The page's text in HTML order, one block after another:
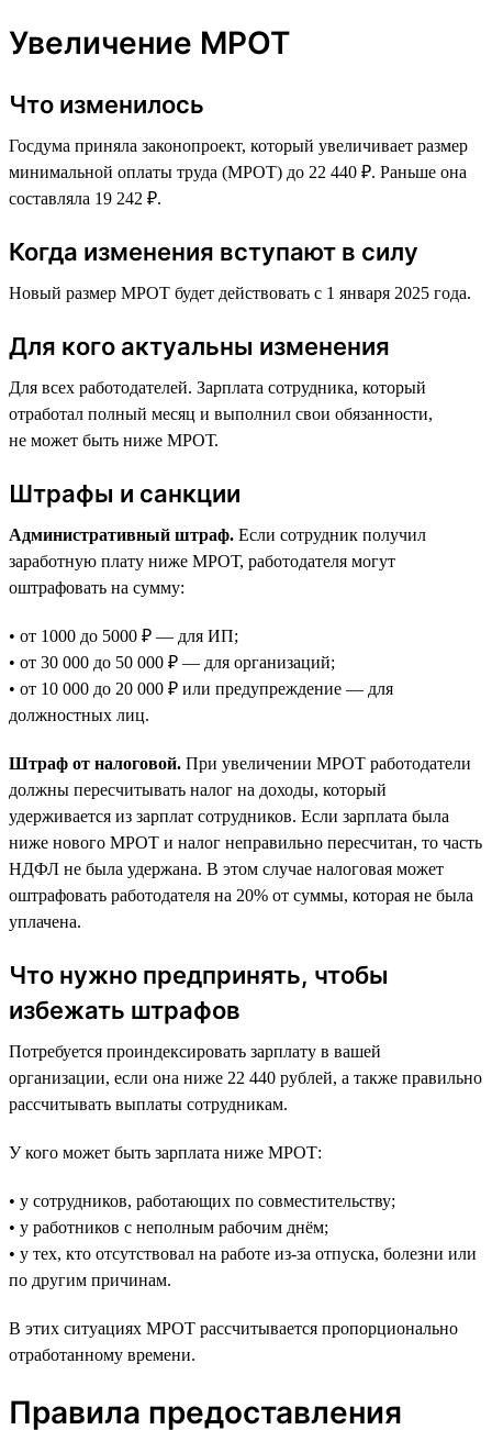
Увеличение МРОТ
Что изменилось
Госдума приняла законопроект, который увеличивает размер
минимальной оплаты труда (МРОТ) до 22 440 ₽. Раньше она
составляла 19 242 ₽.
Когда изменения вступают в силу
Новый размер МРОТ будет действовать с 1 января 2025 года.
Для кого актуальны изменения
Для всех работодателей. Зарплата сотрудника, который
отработал полный месяц и выполнил свои обязанности,
не может быть ниже МРОТ.
Штрафы и санкции
Административный штраф. Если сотрудник получил
заработную плату ниже МРОТ, работодателя могут
оштрафовать на сумму:
• от 1000 до 5000 ₽ — для ИП;
• от 30 000 до 50 000 ₽ — для организаций;
• от 10 000 до 20 000 ₽ или предупреждение — для
должностных лиц.
Штраф от налоговой. При увеличении МРОТ работодатели
должны пересчитывать налог на доходы, который
удерживается из зарплат сотрудников. Если зарплата была
ниже нового МРОТ и налог неправильно пересчитан, то часть
НДФЛ не была удержана. В этом случае налоговая может
оштрафовать работодателя на 20% от суммы, которая не была
уплачена.
Что нужно предпринять, чтобы
избежать штрафов
Потребуется проиндексировать зарплату в вашей
организации, если она ниже 22 440 рублей, а также правильно
рассчитывать выплаты сотрудникам.
У кого может быть зарплата ниже МРОТ:
• у сотрудников, работающих по совместительству;
• у работников с неполным рабочим днём;
• у тех, кто отсутствовал на работе из-за отпуска, болезни или
по другим причинам.
В этих ситуациях МРОТ рассчитывается пропорционально
отработанному времени.
Правила предоставления